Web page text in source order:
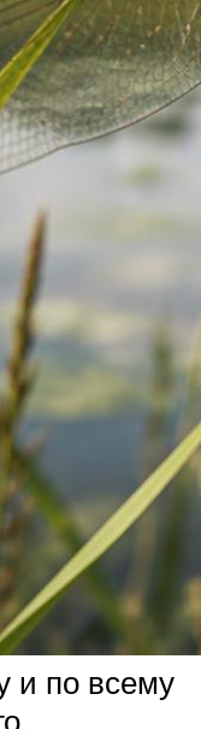
и по всему